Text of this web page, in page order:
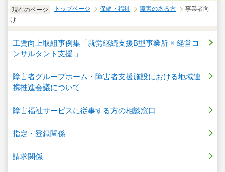
現在のページ トップページ 保健・福祉 障害のある方
事業者向
け
工賃向上取組事例集「就労継続支援B型事業所 × 経営コ
ンサルタント支援 」
障害者グループホーム・障害者支援施設における地域連
携推進会議について
障害福祉サービスに従事する方の相談窓口
指定・登録関係
請求関係